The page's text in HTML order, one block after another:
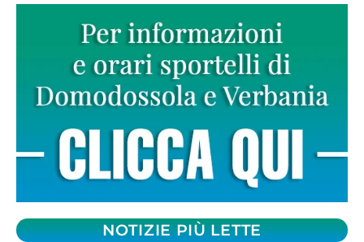
NOTIZIE PIÙ LETTE